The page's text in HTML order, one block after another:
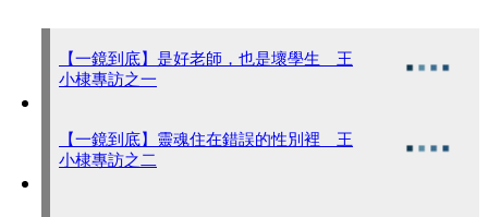
【一鏡到底】是好老師，也是壞學生 王
小棣專訪之一
【一鏡到底】靈魂住在錯誤的性別裡 王
小棣專訪之二